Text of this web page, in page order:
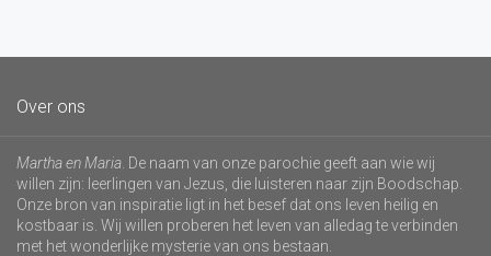
Over ons
Martha en Maria . De naam van onze parochie geeft aan wie wij
willen zijn: leerlingen van Jezus, die luisteren naar zijn Boodschap.
Onze bron van inspiratie ligt in het besef dat ons leven heilig en
kostbaar is. Wij willen proberen het leven van alledag te verbinden
met het wonderlijke mysterie van ons bestaan.